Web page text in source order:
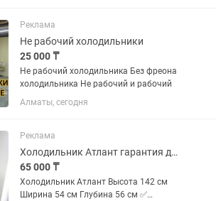
Реклама
Не рабочий холодильники
25 000 ₸
Не рабочий холодильника Без фреона
холодильника Не рабочий и рабочий
Алматы, сегодня
Реклама
Холодильник Атлант гарантия доставка
65 000 ₸
Холодильник Атлант Высота 142 см
Ширина 54 см Глубина 56 см ✅